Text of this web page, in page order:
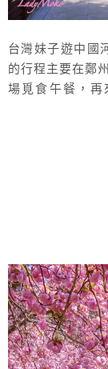
台灣妹子遊中國
的行程主要在鄭
場覓食午餐，再
About